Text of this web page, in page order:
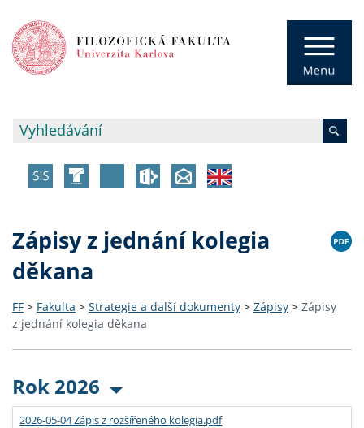
Zápisy z jednání kolegia
děkana
FF > Fakulta > Strategie a další dokumenty > Zápisy > Zápisy
z jednání kolegia děkana
Rok 2026
2026-05-04 Zápis z rozšířeného kolegia.pdf